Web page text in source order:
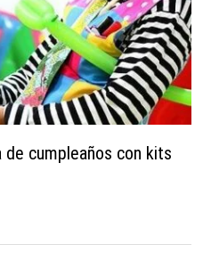
cumpleaños con kits